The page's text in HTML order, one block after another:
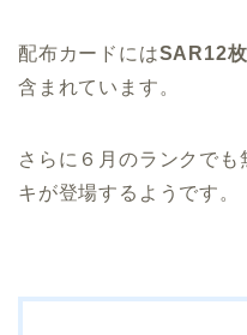
配布カードにはSAR12枚
含まれています。
さらに６月のランクで
キが登場するようです。